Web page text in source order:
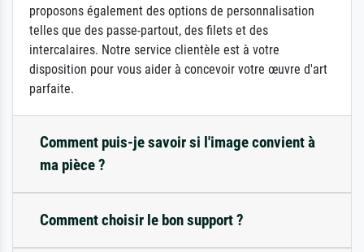
proposons également des options de personnalisation
telles que des passe-partout, des filets et des
intercalaires. Notre service clientèle est à votre
disposition pour vous aider à concevoir votre œuvre d'art
parfaite.
Comment puis-je savoir si l'image convient à
ma pièce ?
Comment choisir le bon support ?